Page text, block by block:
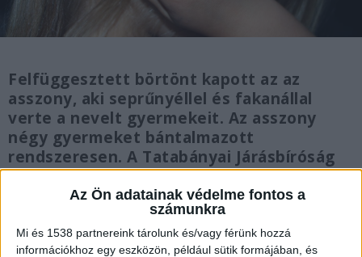
Az Ön adatainak védelme fontos a
számunkra
Mi és 1538 partnereink tárolunk és/vagy férünk hozzá
információkhoz egy eszközön, például sütik formájában, és
Felfüggesztett börtönt kapott az az
asszony, aki seprűnyéllel és fakanállal
verte a nevelt gyermekeit. Az asszony
négy gyermeket bántalmazott
rendszeresen. A Tatabányai Járásbíróság
hozott ítéletet az ügyben.